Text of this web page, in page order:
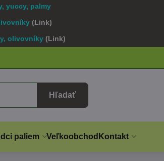
yuccy, palmy
(Link)
olivovníky (Link)
Hľadať
paliem Veľkoobchod Kontakt